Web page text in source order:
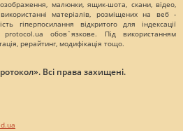
малюнки, ящик-шота, скани, відео,
матеріалів, розміщених на веб -
гіперпосилання відкритого для індексації
обов`язкове. Під використанням
рерайтинг, модифікація тощо.
Всі права захищені.